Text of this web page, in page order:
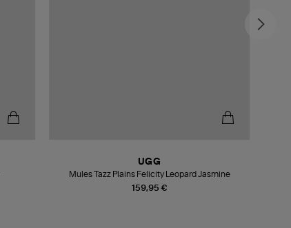
159,95 €
UGG
Mules Tazz Plains Felicity Leopard Jasmine